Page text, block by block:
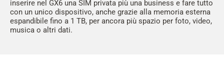
inserire nel GX6 una SIM privata più una business e fare tutto
con un unico dispositivo, anche grazie alla memoria esterna
espandibile fino a 1 TB, per ancora più spazio per foto, video,
musica o altri dati.